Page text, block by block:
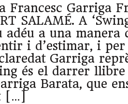
Francesc Garriga
SALAMÉ. A
adéu a una manera
i d’estimar, i per
Garriga
és el darrer llibre
Barata, que
[…]